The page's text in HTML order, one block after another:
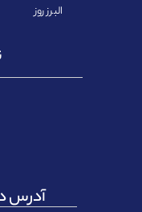
البرز روز
آدرس